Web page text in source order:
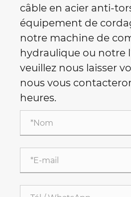
câble en acier anti-
équipement de
notre machine de
hydraulique ou notre
veuillez nous laisser
nous vous
heures.